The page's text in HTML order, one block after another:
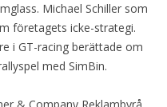
Michael Schiller som
företagets icke-strategi.
i GT-racing berättade om
med SimBin.